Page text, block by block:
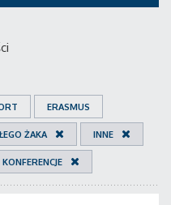
ERASMUS
ŻAKA INNE
KONFERENCJE